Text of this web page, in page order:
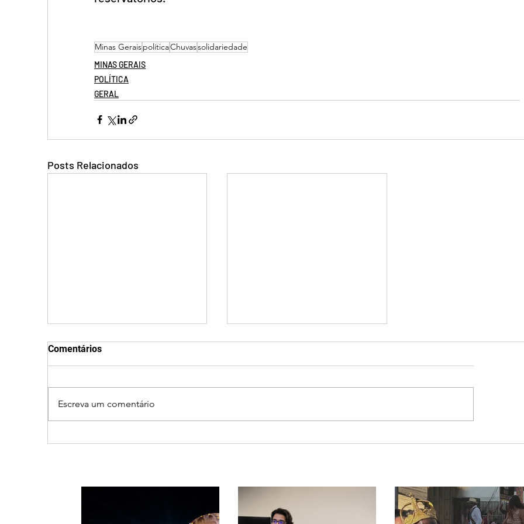
Minas GeraispolíticaChuvassolidariedade
MINAS GERAIS
POLÍTICA
GERAL
Posts Relacionados
provocar rajadas de vento
mensagem divina, mas
Comentários
Escreva um comentário